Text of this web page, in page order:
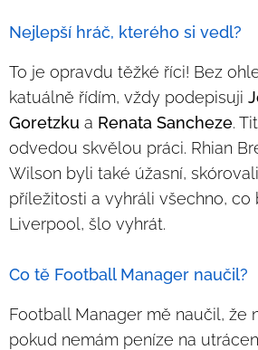
Nejlepší hráč, kterého si vedl?
To je opravdu těžké říci! Bez
katuálně řídím, vždy podepisuji
Goretzku a Renata Sancheze.
odvedou skvělou práci. Rhian
Wilson byli také úžasní,
příležitosti a vyhráli všechno, co
Liverpool, šlo vyhrát.
Co tě Football Manager naučil?
Football Manager mě naučil, že
pokud nemám peníze na